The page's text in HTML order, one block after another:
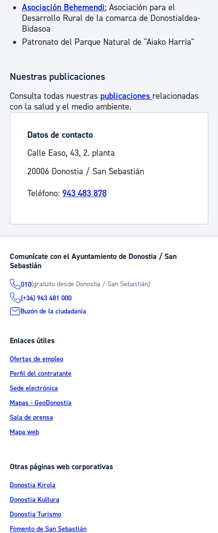
Asociación Behemendi: Asociación para el
Desarrollo Rural de la comarca de Donostialdea-
Bidasoa
Patronato del Parque Natural de "Aiako Harria"
Nuestras publicaciones
Consulta todas nuestras publicaciones relacionadas
con la salud y el medio ambiente.
Datos de contacto
Calle Easo, 43, 2. planta
20006 Donostia / San Sebastián
Teléfono: 943 483 878
Comunícate con el Ayuntamiento de Donostia / San
Sebastián
010(gratuito desde Donostia / San Sebastián)
(+34) 943 481 000
Buzón de la ciudadanía
Enlaces útiles
Ofertas de empleo
Perfil del contratante
Sede electrónica
Mapas - GeoDonostia
Sala de prensa
Mapa web
Otras páginas web corporativas
Donostia Kirola
Donostia Kultura
Donostia Turismo
Fomento de San Sebastián